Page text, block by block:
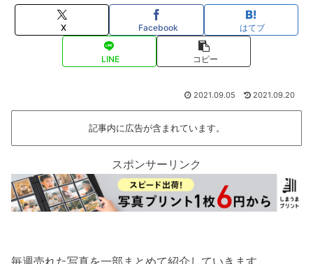
X Facebook はてブ
LINE コピー
2021.09.05 2021.09.20
記事内に広告が含まれています。
スポンサーリンク
毎週売れた写真を一部まとめて紹介していきます。